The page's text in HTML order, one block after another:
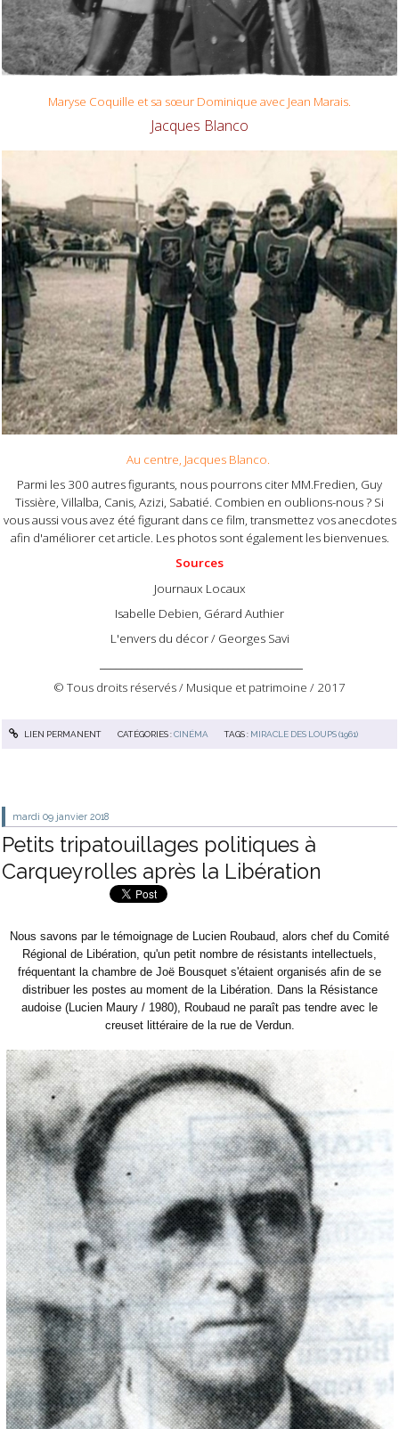
Maryse Coquille et sa sœur Dominique avec Jean Marais.
Jacques Blanco
Au centre, Jacques Blanco.
Parmi les 300 autres figurants, nous pourrons citer MM.Fredien, Guy
Tissière, Villalba, Canis, Azizi, Sabatié. Combien en oublions-nous ? Si
vous aussi vous avez été figurant dans ce film, transmettez vos anecdotes
afin d'améliorer cet article. Les photos sont également les bienvenues.
Sources
Journaux Locaux
Isabelle Debien, Gérard Authier
L'envers du décor / Georges Savi
© Tous droits réservés / Musique et patrimoine / 2017
LIEN PERMANENT CATÉGORIES :CINÉMA TAGS : MIRACLE DES LOUPS (1961)
mardi 09 janvier 2018
Petits tripatouillages politiques à
Carqueyrolles après la Libération
Nous savons par le témoignage de Lucien Roubaud, alors chef du Comité
Régional de Libération, qu'un petit nombre de résistants intellectuels,
fréquentant la chambre de Joë Bousquet s'étaient organisés afin de se
distribuer les postes au moment de la Libération. Dans la Résistance
audoise (Lucien Maury / 1980), Roubaud ne paraît pas tendre avec le
creuset littéraire de la rue de Verdun.